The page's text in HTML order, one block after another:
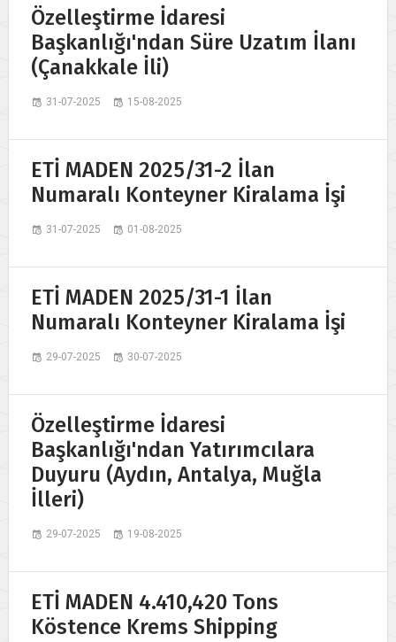
Özelleştirme İdaresi
Başkanlığı'ndan Süre Uzatım İlanı
(Çanakkale İli)
31-07-2025 15-08-2025
ETİ MADEN 2025/31-2 İlan
Numaralı Konteyner Kiralama İşi
31-07-2025 01-08-2025
ETİ MADEN 2025/31-1 İlan
Numaralı Konteyner Kiralama İşi
29-07-2025 30-07-2025
Özelleştirme İdaresi
Başkanlığı'ndan Yatırımcılara
Duyuru (Aydın, Antalya, Muğla
İlleri)
29-07-2025 19-08-2025
ETİ MADEN 4.410,420 Tons
Köstence Krems Shipping